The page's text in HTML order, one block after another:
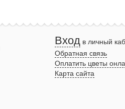
Вход в личный
Обратная связь
Оплатить цветы
Карта сайта